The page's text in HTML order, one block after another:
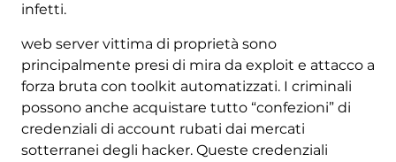
infetti.
web server vittima di proprietà sono
principalmente presi di mira da exploit e attacco a
forza bruta con toolkit automatizzati. I criminali
possono anche acquistare tutto “confezioni” di
credenziali di account rubati dai mercati
sotterranei degli hacker. Queste credenziali